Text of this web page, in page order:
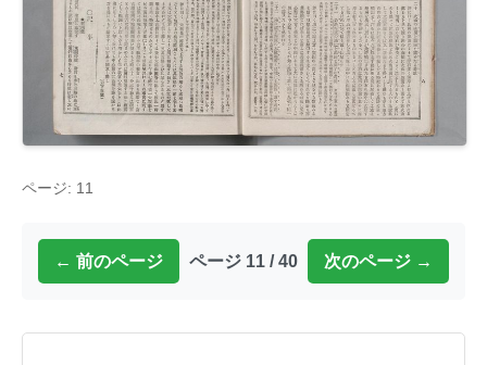
ページ: 11
← 前のページ ページ 11 / 40 次のページ →